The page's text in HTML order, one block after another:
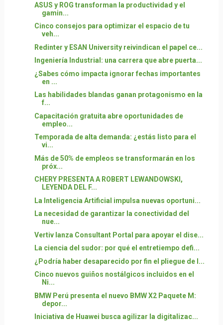
ASUS y ROG transforman la productividad y el
gamin...
Cinco consejos para optimizar el espacio de tu
veh...
Redinter y ESAN University reivindican el papel ce...
Ingeniería Industrial: una carrera que abre puerta...
¿Sabes cómo impacta ignorar fechas importantes
en ...
Las habilidades blandas ganan protagonismo en la
f...
Capacitación gratuita abre oportunidades de
empleo...
Temporada de alta demanda: ¿estás listo para el
vi...
Más de 50% de empleos se transformarán en los
próx...
CHERY PRESENTA A ROBERT LEWANDOWSKI,
LEYENDA DEL F...
La Inteligencia Artificial impulsa nuevas oportuni...
La necesidad de garantizar la conectividad del
nue...
Vertiv lanza Consultant Portal para apoyar el dise...
La ciencia del sudor: por qué el entretiempo defi...
¿Podría haber desaparecido por fin el pliegue de l...
Cinco nuevos guiños nostálgicos incluidos en el
Ni...
BMW Perú presenta el nuevo BMW X2 Paquete M:
depor...
Iniciativa de Huawei busca agilizar la digitalizac...